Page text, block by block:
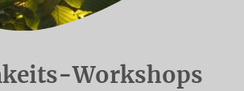
Workshops